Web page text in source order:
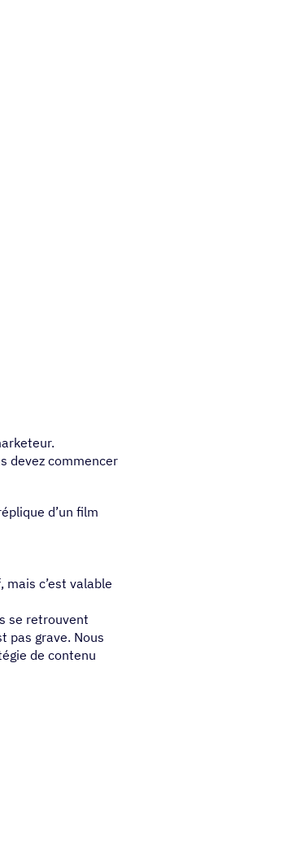
devez commencer
d’un film
mais c’est valable
se retrouvent
pas grave. Nous
de contenu